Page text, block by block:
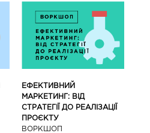
ЕФЕКТИВНИЙ
МАРКЕТИНГ: ВІД
СТРАТЕГІЇ ДО РЕАЛІЗАЦІЇ
ПРОЄКТУ
ВОРКШОП